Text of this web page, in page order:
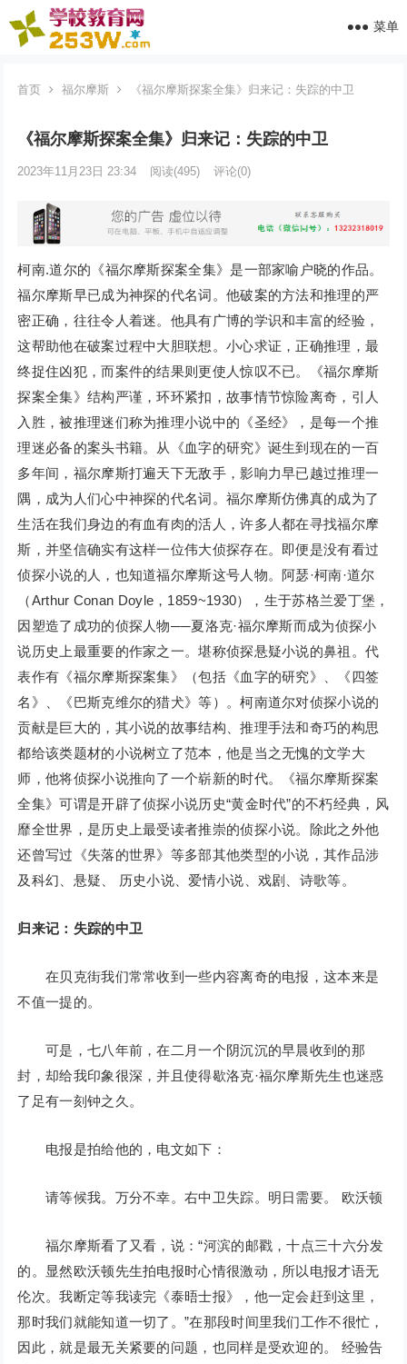
菜单
首页 福尔摩斯 《福尔摩斯探案全集》归来记：失踪的中卫
《福尔摩斯探案全集》归来记：失踪的中卫
2023年11月23日 23:34 阅读(495) 评论(0)
柯南.道尔的《福尔摩斯探案全集》是一部家喻户晓的作品。
福尔摩斯早已成为神探的代名词。他破案的方法和推理的严
密正确，往往令人着迷。他具有广博的学识和丰富的经验，
这帮助他在破案过程中大胆联想。小心求证，正确推理，最
终捉住凶犯，而案件的结果则更使人惊叹不已。《福尔摩斯
探案全集》结构严谨，环环紧扣，故事情节惊险离奇，引人
入胜，被推理迷们称为推理小说中的《圣经》，是每一个推
理迷必备的案头书籍。从《血字的研究》诞生到现在的一百
多年间，福尔摩斯打遍天下无敌手，影响力早已越过推理一
隅，成为人们心中神探的代名词。福尔摩斯仿佛真的成为了
生活在我们身边的有血有肉的活人，许多人都在寻找福尔摩
斯，并坚信确实有这样一位伟大侦探存在。即便是没有看过
侦探小说的人，也知道福尔摩斯这号人物。阿瑟·柯南·道尔
（Arthur Conan Doyle，1859~1930），生于苏格兰爱丁堡，
因塑造了成功的侦探人物──夏洛克·福尔摩斯而成为侦探小
说历史上最重要的作家之一。堪称侦探悬疑小说的鼻祖。代
表作有《福尔摩斯探案集》（包括《血字的研究》、《四签
名》、《巴斯克维尔的猎犬》等）。柯南道尔对侦探小说的
贡献是巨大的，其小说的故事结构、推理手法和奇巧的构思
都给该类题材的小说树立了范本，他是当之无愧的文学大
师，他将侦探小说推向了一个崭新的时代。《福尔摩斯探案
全集》可谓是开辟了侦探小说历史“黄金时代”的不朽经典，风
靡全世界，是历史上最受读者推崇的侦探小说。除此之外他
还曾写过《失落的世界》等多部其他类型的小说，其作品涉
及科幻、悬疑、 历史小说、爱情小说、戏剧、诗歌等。
归来记：失踪的中卫
在贝克街我们常常收到一些内容离奇的电报，这本来是
不值一提的。
可是，七八年前，在二月一个阴沉沉的早晨收到的那
封，却给我印象很深，并且使得歇洛克·福尔摩斯先生也迷惑
了足有一刻钟之久。
电报是拍给他的，电文如下：
请等候我。万分不幸。右中卫失踪。明日需要。 欧沃顿
福尔摩斯看了又看，说：“河滨的邮戳，十点三十六分发
的。显然欧沃顿先生拍电报时心情很激动，所以电报才语无
伦次。我断定等我读完《泰晤士报》，他一定会赶到这里，
那时我们就能知道一切了。”在那段时间里我们工作不很忙，
因此，就是最无关紧要的问题，也同样是受欢迎的。 经验告